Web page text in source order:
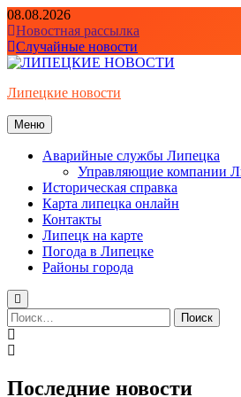
Перейти
к
содержимому
08.08.2026
Новостная рассылка
Случайные новости
Липецкие новости
Меню
Аварийные службы Липецка
Управляющие компании
Историческая справка
Карта липецка онлайн
Контакты
Липецк на карте
Погода в Липецке
Районы города
Найти:
Последние новости